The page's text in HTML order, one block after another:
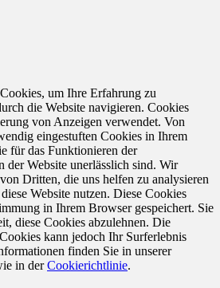
um Ihre Erfahrung zu
die Website navigieren. Cookies
von Anzeigen verwendet. Von
eingestuften Cookies in Ihrem
für das Funktionieren der
der Website unerlässlich sind. Wir
Dritten, die uns helfen zu analysieren
Website nutzen. Diese Cookies
in Ihrem Browser gespeichert. Sie
diese Cookies abzulehnen. Die
kann jedoch Ihr Surferlebnis
finden Sie in unserer
in derCookierichtlinie.